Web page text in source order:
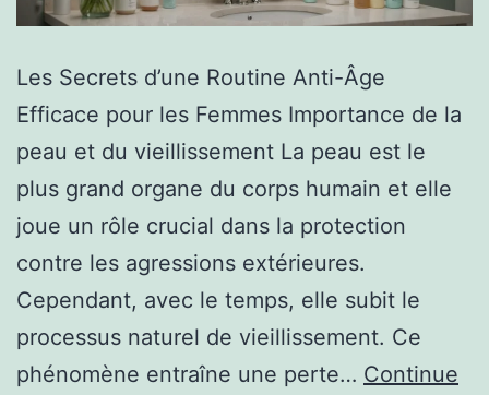
Les Secrets d’une Routine Anti-Âge
Efficace pour les Femmes Importance de la
peau et du vieillissement La peau est le
plus grand organe du corps humain et elle
joue un rôle crucial dans la protection
contre les agressions extérieures.
Cependant, avec le temps, elle subit le
processus naturel de vieillissement. Ce
phénomène entraîne une perte… Continue